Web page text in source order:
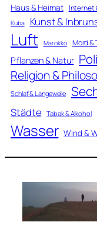
Haus & Heimat Internet
Kuba Kunst &
Luft Marokko Mord &
Pflanzen & Natur
Religion &
Schlaf & Langeweile
Städte Tabak & Alkohol
Wasser Wind &